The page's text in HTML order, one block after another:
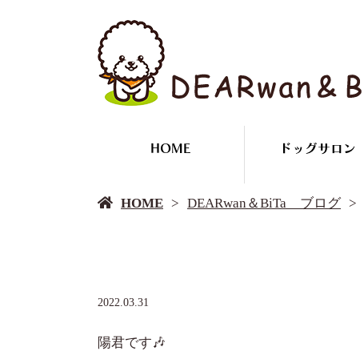
HOME ドッグサロン
HOME DEARwan＆BiTa ブログ
2022.03.31
陽君です🎶